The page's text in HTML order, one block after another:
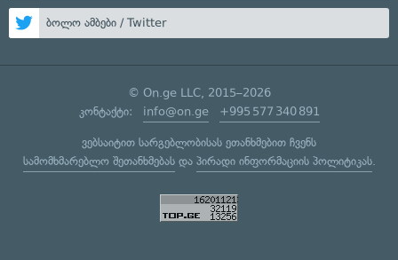
ბოლო ამბები / Twitter
© On.ge LLC, 2015–2026
კონტაქტი: info@on.ge +995 577 340 891
ვებსაიტით სარგებლობისას ეთანხმებით ჩვენს
სამომხმარებლო შეთანხმებასდა პირადი ინფორმაციის პოლიტიკას.